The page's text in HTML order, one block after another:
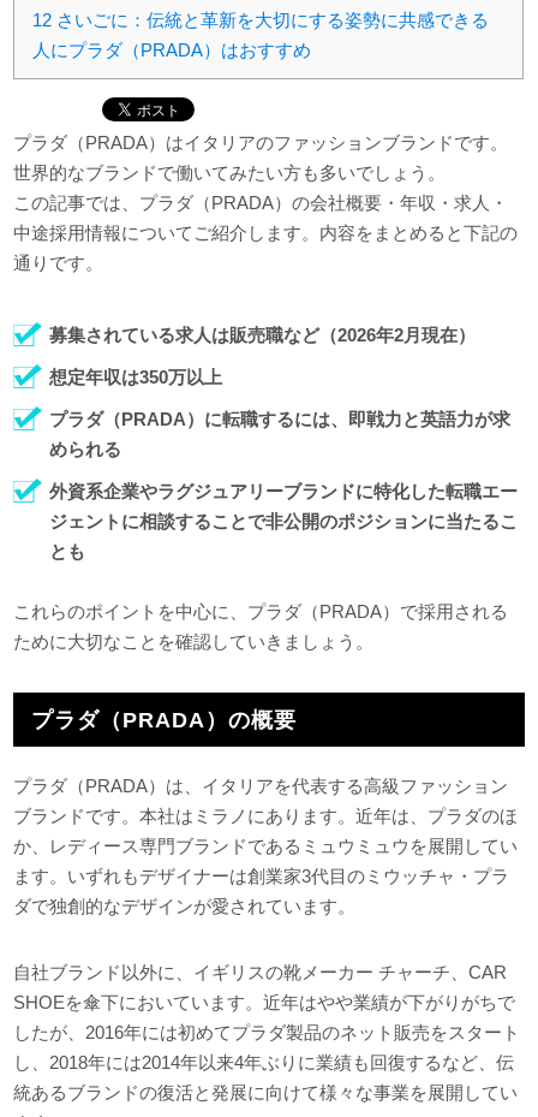
12 さいごに：伝統と革新を大切にする姿勢に共感できる
人にプラダ（PRADA）はおすすめ
プラダ（PRADA）はイタリアのファッションブランドです。
世界的なブランドで働いてみたい方も多いでしょう。
この記事では、プラダ（PRADA）の会社概要・年収・求人・
中途採用情報についてご紹介します。内容をまとめると下記の
通りです。
募集されている求人は販売職など（2026年2月現在）
想定年収は350万以上
プラダ（PRADA）に転職するには、即戦力と英語力が求
められる
外資系企業やラグジュアリーブランドに特化した転職エー
ジェントに相談することで非公開のポジションに当たるこ
とも
これらのポイントを中心に、プラダ（PRADA）で採用される
ために大切なことを確認していきましょう。
プラダ（PRADA）の概要
プラダ（PRADA）は、イタリアを代表する高級ファッション
ブランドです。本社はミラノにあります。近年は、プラダのほ
か、レディース専門ブランドであるミュウミュウを展開してい
ます。いずれもデザイナーは創業家3代目のミウッチャ・プラ
ダで独創的なデザインが愛されています。
自社ブランド以外に、イギリスの靴メーカー チャーチ、CAR
SHOEを傘下においています。近年はやや業績が下がりがちで
したが、2016年には初めてプラダ製品のネット販売をスタート
し、2018年には2014年以来4年ぶりに業績も回復するなど、伝
統あるブランドの復活と発展に向けて様々な事業を展開してい